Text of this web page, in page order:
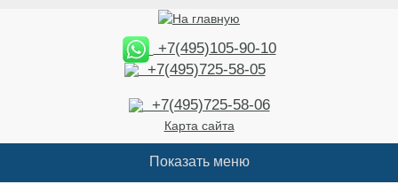
+7(495)105-90-10
+7(495)725-58-05
+7(495)725-58-06
Карта сайта